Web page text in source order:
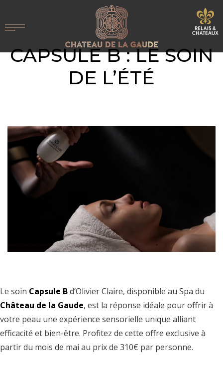
CAPSULE B : LE SOIN
DE L’ÉTÉ
Le soin Capsule Bd’Olivier Claire, disponible au Spa du
Château de la Gaude, est la réponse idéale pour offrir à
votre peau une expérience sensorielle unique alliant
efficacité et bien-être. Profitez de cette offre exclusive à
partir du mois de mai au prix de 310€ par personne.